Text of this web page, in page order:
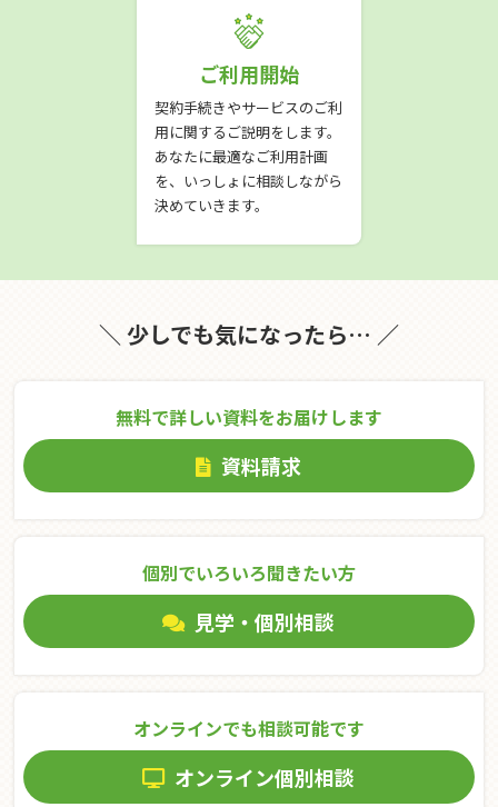
ご利用開始
契約手続きやサービスのご利
用に関するご説明をします。
あなたに最適なご利用計画
を、いっしょに相談しながら
決めていきます。
＼ 少しでも気になったら… ／
無料で詳しい資料をお届けします
資料請求
個別でいろいろ聞きたい⽅
見学・個別相談
オンラインでも相談可能です
オンライン個別相談